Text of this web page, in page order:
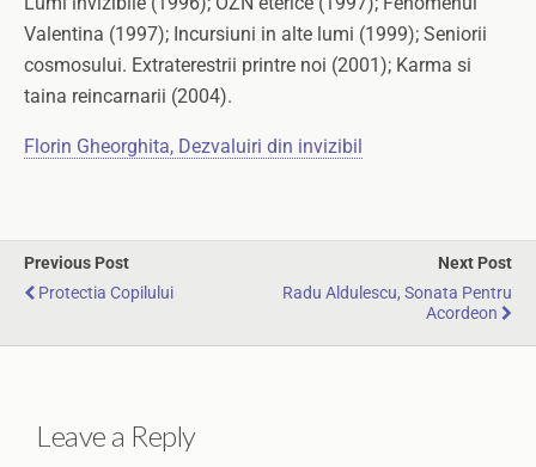
Valentina (1997); Incursiuni in alte lumi (1999); Seniorii
cosmosului. Extraterestrii printre noi (2001); Karma si
taina reincarnarii (2004).
Florin Gheorghita, Dezvaluiri din invizibil
Previous Post
Protectia Copilului
Next Post
Radu Aldulescu, Sonata Pentru
Acordeon
Leave a Reply